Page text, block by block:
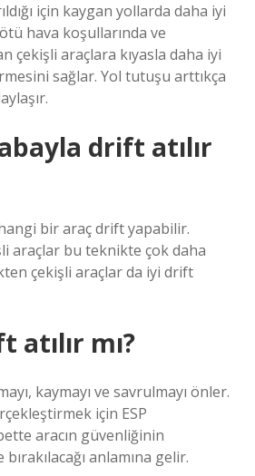
için kaygan yollarda daha iyi
hava koşullarında ve
çekişli araçlara kıyasla daha iyi
sağlar. Yol tutuşu arttıkça
drift atılır
bir araç drift yapabilir.
araçlar bu teknikte çok daha
çekişli araçlar da iyi drift
atılır mı?
kaymayı ve savrulmayı önler.
için ESP
aracın güvenliğinin
anlamına gelir.